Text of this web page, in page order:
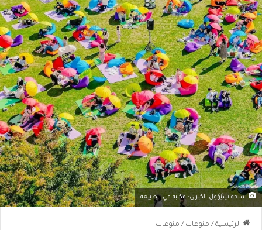
ساحة سِيُوُول الكبرى: مكتبة في الطبيعة
الرئيسية / منوعات / منوعات